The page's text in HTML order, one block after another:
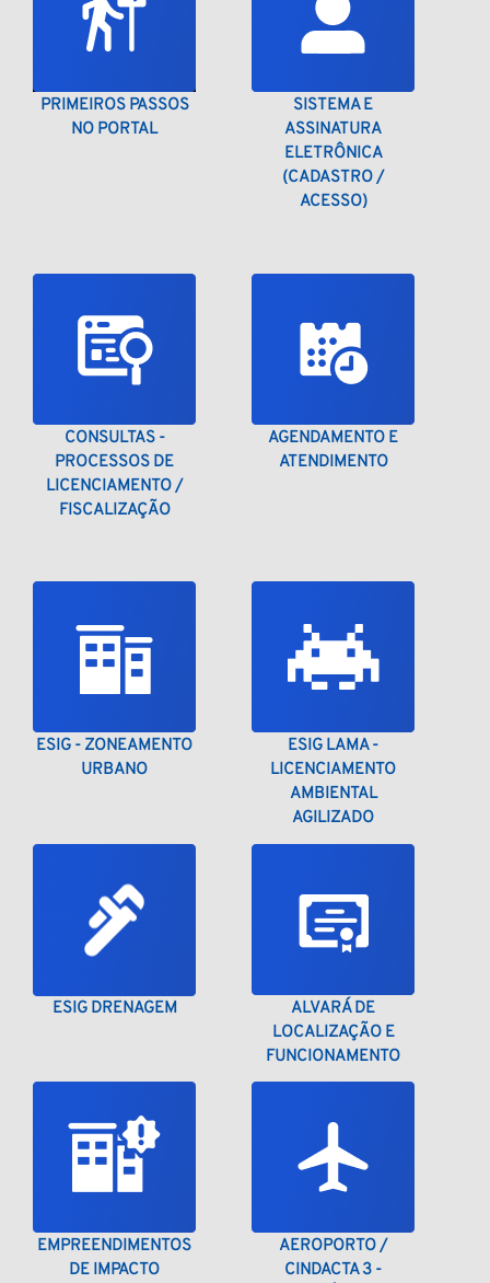
PRIMEIROS PASSOS
NO PORTAL
SISTEMA E
ASSINATURA
ELETRÔNICA
(CADASTRO /
ACESSO)
CONSULTAS -
PROCESSOS DE
LICENCIAMENTO /
FISCALIZAÇÃO
AGENDAMENTO E
ATENDIMENTO
ESIG - ZONEAMENTO
URBANO
ESIG LAMA -
LICENCIAMENTO
AMBIENTAL
AGILIZADO
ESIG DRENAGEM
ALVARÁ DE
LOCALIZAÇÃO E
FUNCIONAMENTO
EMPREENDIMENTOS
DE IMPACTO
AEROPORTO /
CINDACTA 3 -